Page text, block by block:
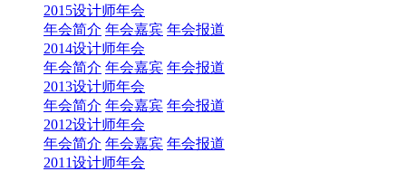
2015设计师年会
年会简介 年会嘉宾 年会报道
2014设计师年会
年会简介 年会嘉宾 年会报道
2013设计师年会
年会简介 年会嘉宾 年会报道
2012设计师年会
年会简介 年会嘉宾 年会报道
2011设计师年会